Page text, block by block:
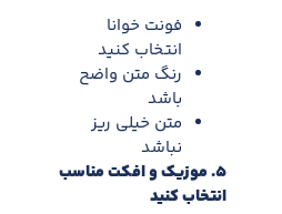
فونت خوانا
انتخاب کنید
رنگ متن واضح
باشد
متن خیلی ریز
نباشد
۵.موزیک و افکت مناسب
انتخاب کنید